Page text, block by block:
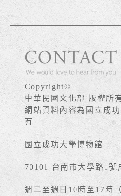
Copyright©
中華民國文化部 版權所有
網站資料內容為國立成
有
國立成功大學博物館
70101 台南市大學路1號
週二至週日10時至17時